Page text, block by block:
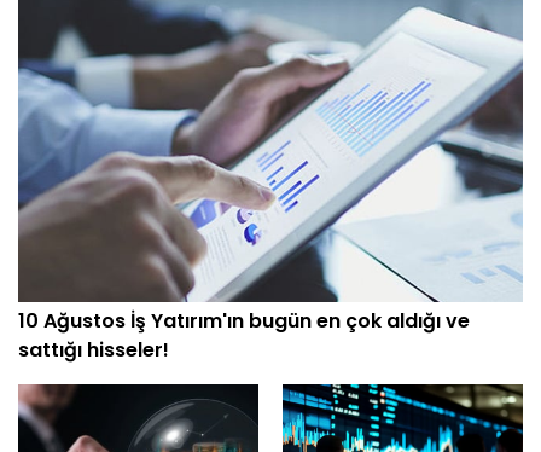
10 Ağustos İş Yatırım'ın bugün en çok aldığı ve
sattığı hisseler!